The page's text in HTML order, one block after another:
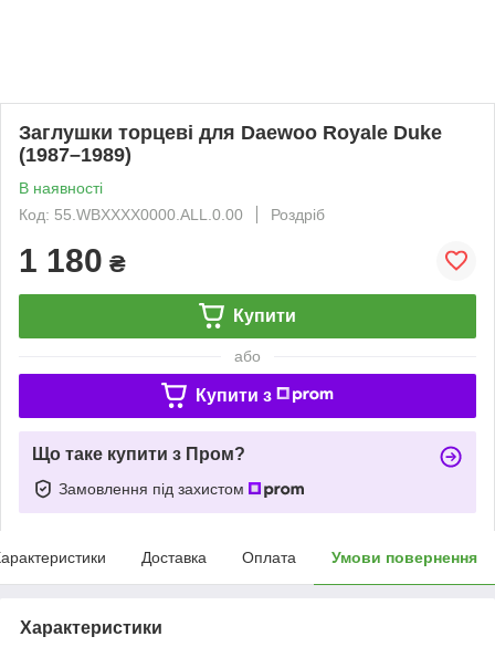
Заглушки торцеві для Daewoo Royale Duke
(1987–1989)
В наявності
Код: 55.WBXXXX0000.ALL.0.00
Роздріб
1 180 ₴
Купити
або
Купити з
Що таке купити з Пром?
Замовлення під захистом
Доставка Оплата Умови повернення
Характеристики